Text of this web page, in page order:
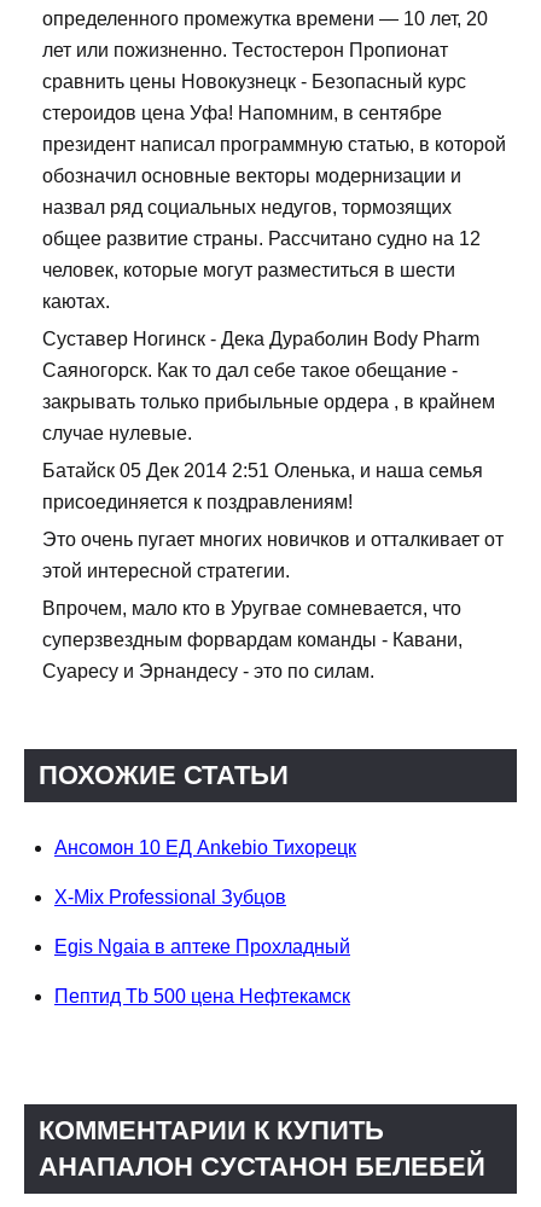
определенного промежутка времени — 10 лет, 20
лет или пожизненно. Тестостерон Пропионат
сравнить цены Новокузнецк - Безопасный курс
стероидов цена Уфа! Напомним, в сентябре
президент написал программную статью, в которой
обозначил основные векторы модернизации и
назвал ряд социальных недугов, тормозящих
общее развитие страны. Рассчитано судно на 12
человек, которые могут разместиться в шести
каютах.
Суставер Ногинск - Дека Дураболин Body Pharm
Саяногорск. Как то дал себе такое обещание -
закрывать только прибыльные ордера , в крайнем
случае нулевые.
Батайск 05 Дек 2014 2:51 Оленька, и наша семья
присоединяется к поздравлениям!
Это очень пугает многих новичков и отталкивает от
этой интересной стратегии.
Впрочем, мало кто в Уругвае сомневается, что
суперзвездным форвардам команды - Кавани,
Суаресу и Эрнандесу - это по силам.
ПОХОЖИЕ СТАТЬИ
Ансомон 10 ЕД Ankebio Тихорецк
X-Mix Professional Зубцов
Egis Ngaia в аптеке Прохладный
Пептид Tb 500 цена Нефтекамск
КОММЕНТАРИИ К КУПИТЬ
АНАПАЛОН СУСТАНОН БЕЛЕБЕЙ